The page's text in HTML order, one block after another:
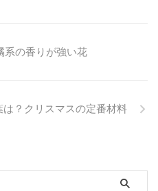
系の香りが強い花
？クリスマスの定番材料